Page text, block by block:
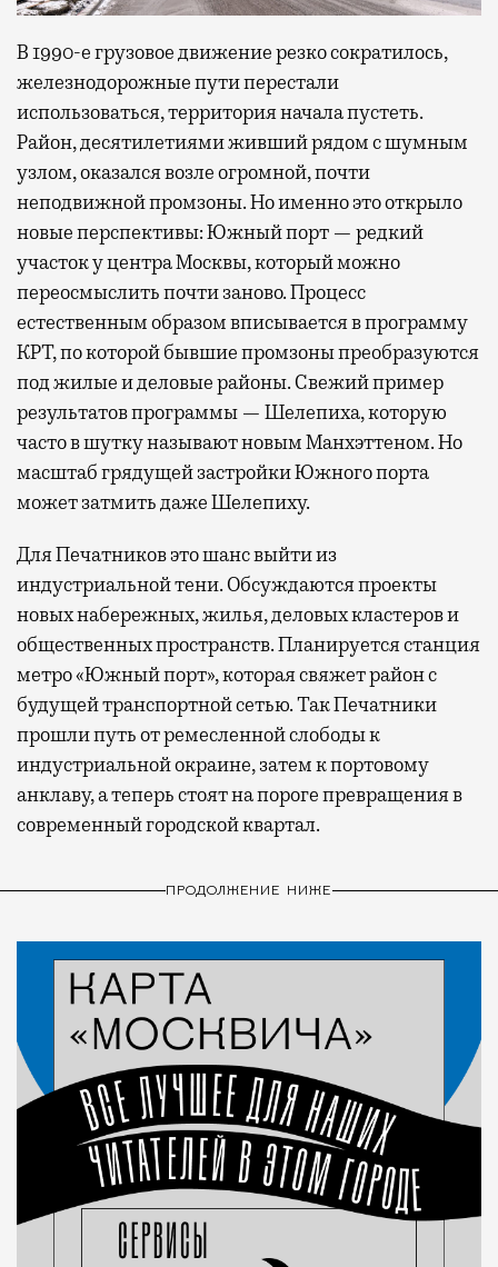
В 1990-е грузовое движение резко сократилось,
железнодорожные пути перестали
использоваться, территория начала пустеть.
Район, десятилетиями живший рядом с шумным
узлом, оказался возле огромной, почти
неподвижной промзоны. Но именно это открыло
новые перспективы: Южный порт — редкий
участок у центра Москвы, который можно
переосмыслить почти заново. Процесс
естественным образом вписывается в программу
КРТ, по которой бывшие промзоны преобразуются
под жилые и деловые районы. Свежий пример
результатов программы — Шелепиха, которую
часто в шутку называют новым Манхэттеном. Но
масштаб грядущей застройки Южного порта
может затмить даже Шелепиху.
Для Печатников это шанс выйти из
индустриальной тени. Обсуждаются проекты
новых набережных, жилья, деловых кластеров и
общественных пространств. Планируется станция
метро «Южный порт», которая свяжет район с
будущей транспортной сетью. Так Печатники
прошли путь от ремесленной слободы к
индустриальной окраине, затем к портовому
анклаву, а теперь стоят на пороге превращения в
современный городской квартал.
ПРОДОЛЖЕНИЕ НИЖЕ